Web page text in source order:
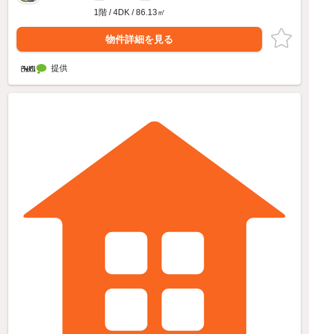
1階 / 4DK / 86.13㎡
物件詳細を見る
提供